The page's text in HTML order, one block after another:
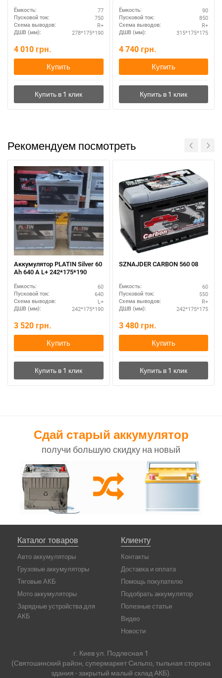
Ёмкость: 77
Пусковой ток: 750
Схема выводов: R+
ДШВ (мм): 278*175*190
4 010 грн.
Купить
Ёмкость: 90
Пусковой ток: 850
Схема выводов: R+
ДШВ (мм): 315*175*175
4 740 грн.
Купить
Рекомендуем посмотреть
Аккумулятор PLATIN Silver 60
Ah 640 A L+ 242*175*190
Ёмкость: 60
Пусковой ток: 640
Схема выводов: L+
ДШВ (мм): 242*175*190
3 520 грн.
Купить
SZNAJDER CARBON 560 08
Ёмкость: 60
Пусковой ток: 550
Схема выводов: R+
ДШВ (мм): 242*175*175
3 480 грн.
Купить
Сдай старый аккумулятор
получи большую скидку на новый
Каталог товаров
Авто аккумуляторы
Грузовые аккумуляторы
Тяговые АКБ
Мото аккумуляторы
Зарядные устройства для
АКБ
Клиенту
Контакты
Доставка и оплата
Помощь покупателю
Подобрать аккумулятор
Полезные статьи
Видео
Новости
г. Киев ул. Подлесная 1
(Святошинский район, супермаркет Сильпо, тыльная сторона
здания - закрытый малый склад АКБ).